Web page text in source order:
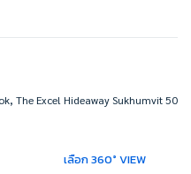
The Excel Hideaway Sukhumvit 50
เลือก 360° VIEW